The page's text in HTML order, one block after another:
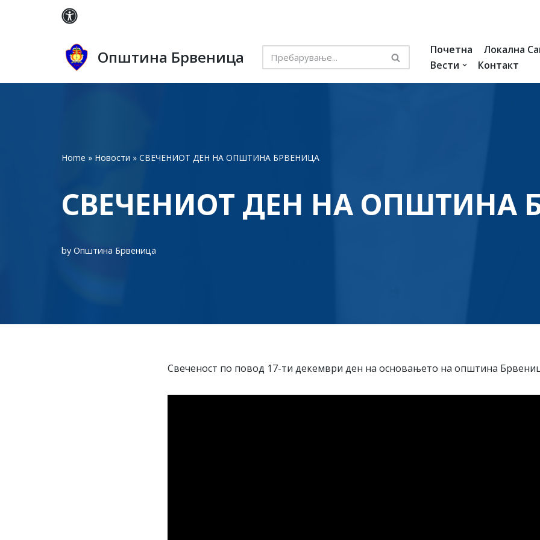
Општина Брвеница Почетна
Локална
Вести
Контакт
Home » Новости » СВЕЧЕНИОТ ДЕН НА ОПШТИНА БРВЕНИЦА
СВЕЧЕНИОТ ДЕН НА ОПШТИНА
by Општина Брвеница
Свеченост по повод 17-ти декември ден на основањето на општина